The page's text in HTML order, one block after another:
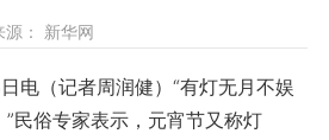
源： 新华网
（记者周润健）“有灯无月不娱
民俗专家表示，元宵节又称灯